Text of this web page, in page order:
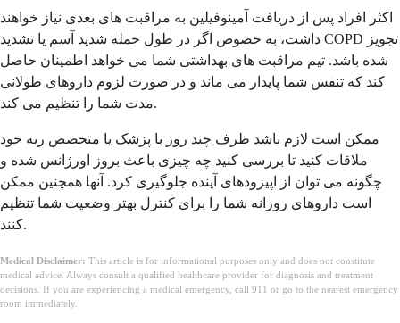
اکثر افراد پس از دریافت آمینوفیلین به مراقبت های بعدی نیاز خواهند
داشت، به خصوص اگر در طول حمله شدید آسم یا تشدید COPD تجویز
شده باشد. تیم مراقبت های بهداشتی شما می خواهد اطمینان حاصل
کند که تنفس شما پایدار می ماند و در صورت لزوم داروهای طولانی
مدت شما را تنظیم می کند.
ممکن است لازم باشد ظرف چند روز با پزشک یا متخصص ریه خود
ملاقات کنید تا بررسی کنید چه چیزی باعث بروز اورژانس شده و
چگونه می توان از اپیزودهای آینده جلوگیری کرد. آنها همچنین ممکن
است داروهای روزانه شما را برای کنترل بهتر وضعیت شما تنظیم
کنند.
Medical Disclaimer: This article is for informational purposes only and does not constitute
medical advice. Always consult a qualified healthcare provider for diagnosis and treatment
decisions. If you are experiencing a medical emergency, call 911 or go to the nearest emergency
room immediately.